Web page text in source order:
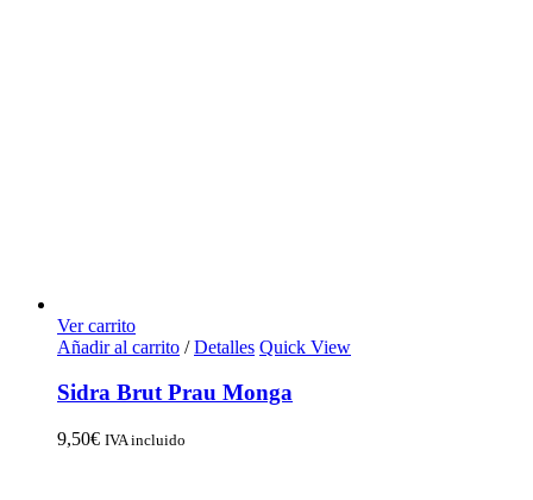
Ver carrito
Añadir al carrito / Detalles Quick View
Sidra Brut Prau Monga
9,50€ IVA incluido